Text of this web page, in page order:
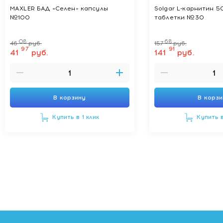
MAXLER БАД «Селен» капсулы
№100
46 08 руб.
41 97 руб.
В корзину
Купить в 1 клик
Solgar L-карнитин
таблетки №30
15768 руб.
141 91 руб.
В
Купить